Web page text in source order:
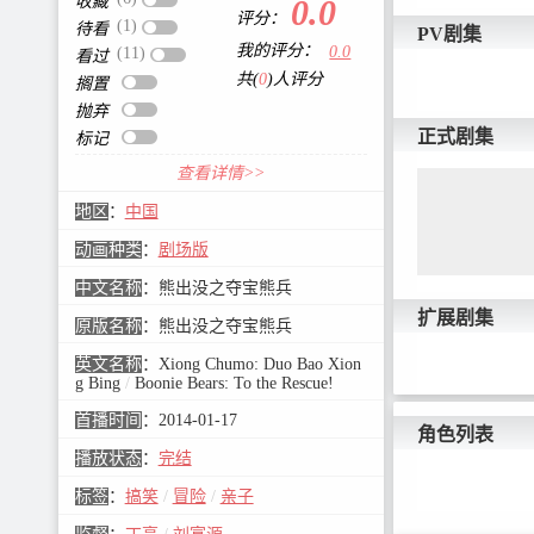
待看 (1)
看过 (11)
搁置
抛弃
标记
评分： 0.0
我的评分：
0.0
共(0)人评分
查看详情>>
地区 ： 中国
动画种类 ： 剧场版
中文名称： 熊出没之夺宝熊兵
原版名称： 熊出没之夺宝熊兵
英文名称： Xiong Chumo: Duo Bao Xion
g Bing /Boonie Bears: To the Rescue!
首播时间 ： 2014-01-17
播放状态： 完结
标签： 搞笑 / 冒险 / 亲子
PV剧集
正式剧集
扩展剧集
角色列表